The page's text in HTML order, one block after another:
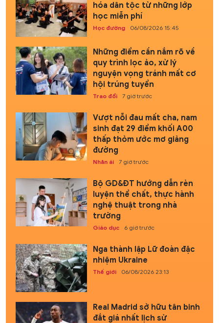
hóa dân tộc từ những lớp
học miễn phí
Học đường 06/08/2026 15:45
Những điểm cần nắm rõ về
quy trình lọc ảo, xử lý
nguyện vọng tránh mất cơ
hội trúng tuyển
Trao đổi 7 giờ trước
Vượt nỗi đau mất cha, nam
sinh đạt 29 điểm khối A00
thấp thỏm ước mơ giảng
đường
Nhân ái 7 giờ trước
Bộ GD&ĐT hướng dẫn rèn
luyện thể chất, thực hành
nghệ thuật trong nhà
trường
Giáo dục 6 giờ trước
Nga thành lập Lữ đoàn đặc
nhiệm Ukraine
Thế giới 06/08/2026 23:13
Real Madrid sở hữu tân binh
đắt giá nhất lịch sử